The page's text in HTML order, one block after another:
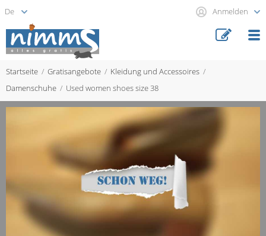
Anmelden
Startseite Gratisangebote
Kleidung und Accessoires
Damenschuhe
Used women shoes size 38